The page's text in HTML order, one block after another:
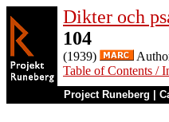
Dikter och
104
(1939)
Table of Contents /
Project Runeberg